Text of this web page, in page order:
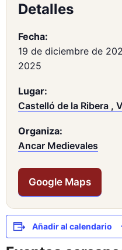
Detalles
Fecha:
19 de diciembre de
2025
Lugar:
Castelló de la Ribera ,
Organiza:
Ancar Medievales
Google Maps
Añadir al calendario